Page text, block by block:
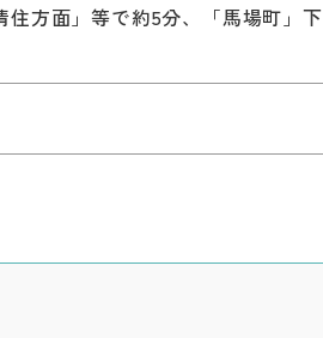
住方面」等で約5分、「馬場町」下